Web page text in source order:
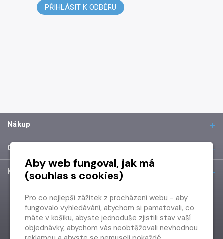
PŘIHLÁSIT K ODBĚRU
Nákup
O společnosti
Kontakt
Aby web fungoval, jak má
(souhlas s cookies)
Pro co nejlepší zážitek z procházení webu - aby
fungovalo vyhledávání, abychom si pamatovali, co
máte v košíku, abyste jednoduše zjistili stav vaší
objednávky, abychom vás neobtěžovali nevhodnou